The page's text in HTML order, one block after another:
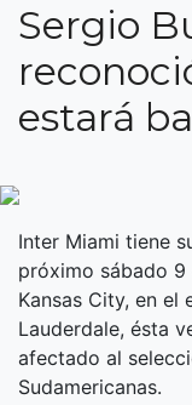
Sergio
estará
Inter Miami tiene
próximo sábado
Kansas City, en el
Lauderdale, ésta
afectado al
Sudamericanas.